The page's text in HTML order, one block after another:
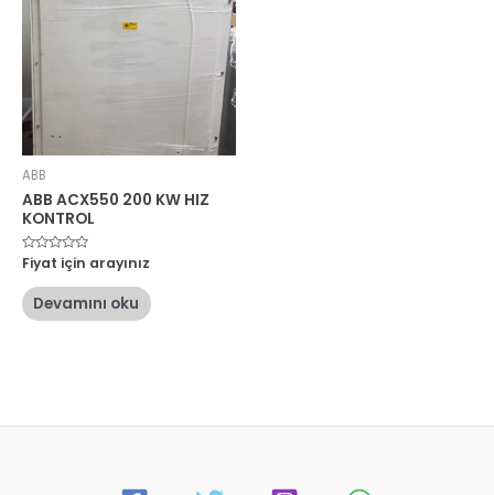
ABB
ABB ACX550 200 KW HIZ
KONTROL
5
üzerinden
oy
aldı
Fiyat için arayınız
Devamını oku